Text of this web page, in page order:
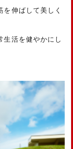
を伸ばして美しく
生活を健やかにし